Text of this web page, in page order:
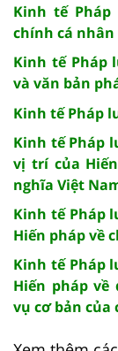
Kinh tế
chính cá nhân
Kinh tế Pháp
và văn bản
Kinh tế Pháp
Kinh tế Pháp
vị trí của
nghĩa Việt
Kinh tế Pháp
Hiến pháp về
Kinh tế Pháp
Hiến pháp về
vụ cơ bản của